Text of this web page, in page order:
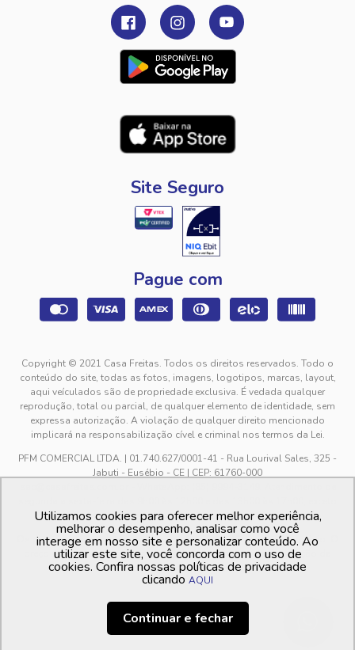
Site Seguro
Pague com
Copyright © 2021 Casa Freitas. Todos os direitos reservados. Todo o
conteúdo do site, todas as fotos, imagens, logotipos, marcas, layout,
aqui veículados são de propriedade exclusiva. É vedada qualquer
reprodução, total ou parcial, de qualquer elemento de identidade, sem
expressa autorização. A violação de qualquer direito mencionado
implicará na responsabilização cível e criminal nos termos da Lei.
PFM COMERCIAL LTDA. | 01.740.627/0001-41 - Rua Lourival Sales, 325 -
Jabuti - Eusébio - CE | CEP: 61760-000
feriados.
Os preços dos produtos estão sujeitos a alteração sem aviso prévio. O
preço valido é sempre o apresentado no momento da finalização da
compra, no carrinho de compras.
Utilizamos cookies para oferecer melhor experiência,
melhorar o desempenho, analisar como você
interage em nosso site e personalizar conteúdo. Ao
utilizar este site, você concorda com o uso de
cookies. Confira nossas políticas de privacidade
clicando AQUI
Continuar e fechar